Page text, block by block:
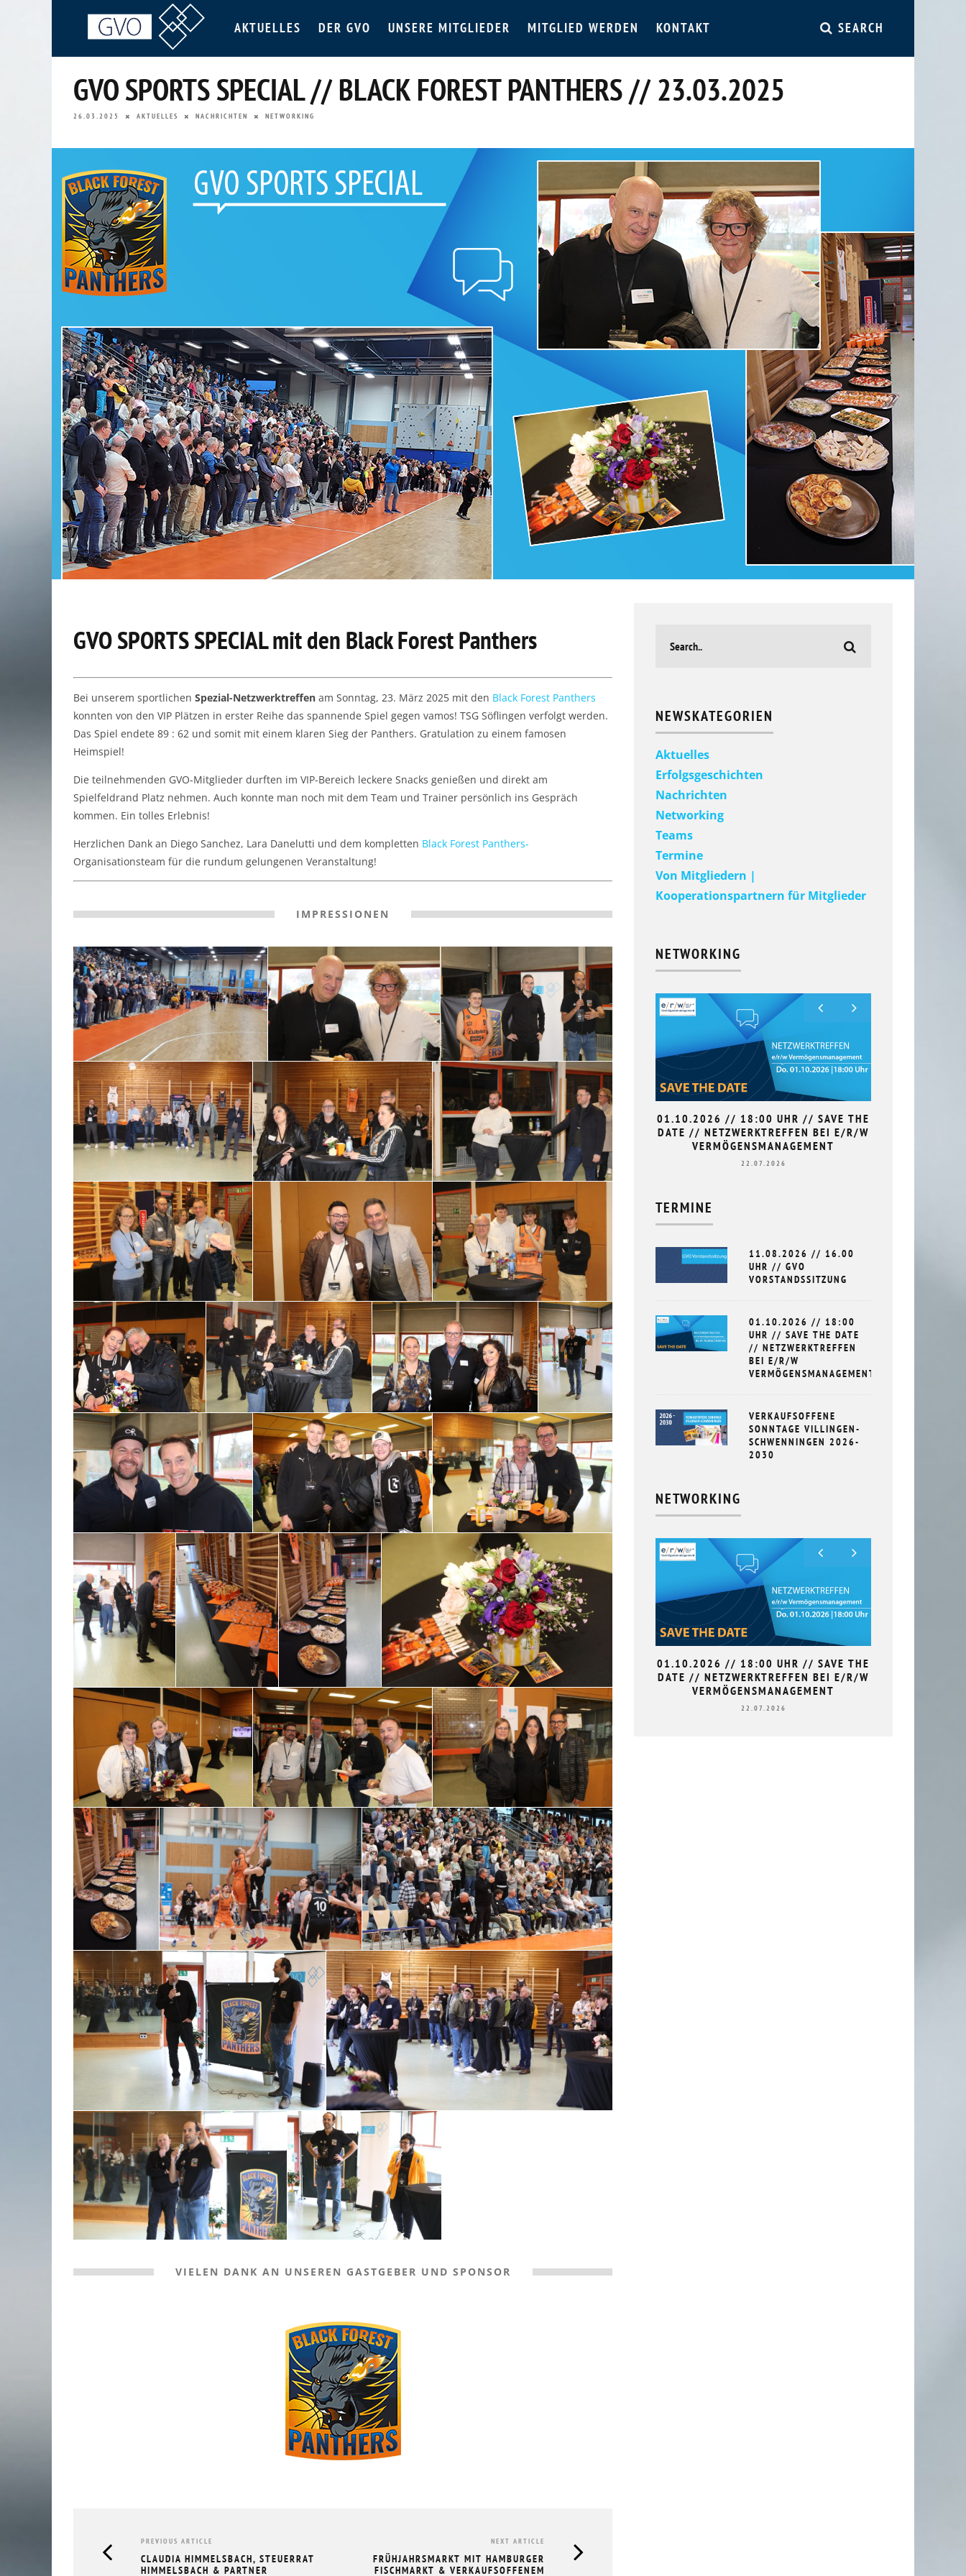
AKTUELLES DER GVO UNSERE MITGLIEDER MITGLIED WERDEN KONTAKT SEARCH
GVO SPORTS SPECIAL // BLACK FOREST PANTHERS // 23.03.2025
26.03.2025 AKTUELLES NACHRICHTEN NETWORKING
GVO SPORTS SPECIAL mit den Black Forest Panthers
Bei unserem sportlichen Spezial-Netzwerktreffen am Sonntag, 23. März 2025 mit den Black Forest Panthers
konnten von den VIP Plätzen in erster Reihe das spannende Spiel gegen vamos! TSG Söflingen verfolgt werden.
Das Spiel endete 89 : 62 und somit mit einem klaren Sieg der Panthers. Gratulation zu einem famosen
Heimspiel!
Die teilnehmenden GVO-Mitglieder durften im VIP-Bereich leckere Snacks genießen und direkt am
Spielfeldrand Platz nehmen. Auch konnte man noch mit dem Team und Trainer persönlich ins Gespräch
kommen. Ein tolles Erlebnis!
Herzlichen Dank an Diego Sanchez, Lara Danelutti und dem kompletten Black Forest Panthers-
Organisationsteam für die rundum gelungenen Veranstaltung!
IMPRESSIONEN
VIELEN DANK AN UNSEREN GASTGEBER UND SPONSOR
PREVIOUS ARTICLE
CLAUDIA HIMMELSBACH, STEUERRAT
HIMMELSBACH & PARTNER
NEXT ARTICLE
FRÜHJAHRSMARKT MIT HAMBURGER
FISCHMARKT & VERKAUFSOFFENEM
NEWSKATEGORIEN
Aktuelles
Erfolgsgeschichten
Nachrichten
Networking
Teams
Termine
Von Mitgliedern |
Kooperationspartnern für Mitglieder
NETWORKING
RÜCKBLICK UNTERNEHMERFRÜHSTÜCK
AOK // 05.03.2026
10.03.2026
GVO MITGLIEDERVERSAMMLUNG &
HERBSTTREFF // 19.11.2025
20.11.2025
01.10.2026 // 18:00 UHR // SAVE THE
DATE // NETZWERKTREFFEN BEI E/R/W
VERMÖGENSMANAGEMENT
22.07.2026
TERMINE
11.08.2026 // 16.00
UHR // GVO
VORSTANDSSITZUNG
01.10.2026 // 18:00
UHR // SAVE THE DATE
// NETZWERKTREFFEN
BEI E/R/W
VERMÖGENSMANAGEMENT
VERKAUFSOFFENE
SONNTAGE VILLINGEN-
SCHWENNINGEN 2026-
2030
NETWORKING
RÜCKBLICK UNTERNEHMERFRÜHSTÜCK
AOK // 05.03.2026
10.03.2026
GVO MITGLIEDERVERSAMMLUNG &
HERBSTTREFF // 19.11.2025
20.11.2025
01.10.2026 // 18:00 UHR // SAVE THE
DATE // NETZWERKTREFFEN BEI E/R/W
VERMÖGENSMANAGEMENT
22.07.2026